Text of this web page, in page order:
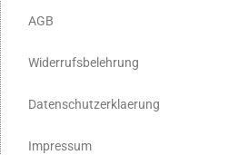
AGB
Widerrufsbelehrung
Datenschutzerklaerung
Impressum